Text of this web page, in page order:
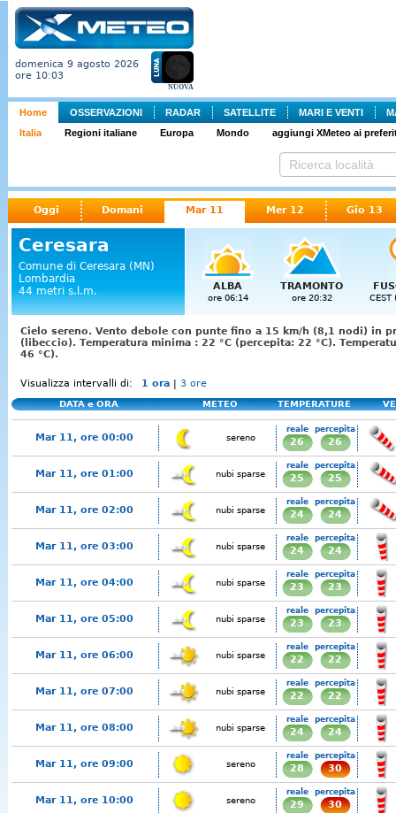
domenica 9 agosto 2026
ore 10:03
NUOVA
Home OSSERVAZIONI RADAR SATELLITE MARI E VENTI
Italia
Regioni italiane Europa Mondo aggiungi XMeteo ai
Oggi Domani Mar 11 Mer 12 Gio 13
Ceresara
Comune di Ceresara (MN)
Lombardia
44 metri s.l.m.
ALBA
ore 06:14
TRAMONTO
ore 20:32 CEST
Cielo sereno. Vento debole con punte fino a 15 km/h (8,1 nodi) in
(libeccio). Temperatura minima : 22 °C (percepita: 22 °C).
46 °C).
Visualizza intervalli di: 1 ora | 3 ore
DATA e ORA METEO TEMPERATURE
Mar 11, ore 00:00 sereno
reale
26
percepita
26
Mar 11, ore 01:00 nubi sparse
reale
25
percepita
25
Mar 11, ore 02:00 nubi sparse
reale
24
percepita
24
Mar 11, ore 03:00 nubi sparse
reale
24
percepita
24
Mar 11, ore 04:00 nubi sparse
reale
23
percepita
23
Mar 11, ore 05:00 nubi sparse
reale
23
percepita
23
Mar 11, ore 06:00 nubi sparse
reale
22
percepita
22
Mar 11, ore 07:00 nubi sparse
reale
22
percepita
22
Mar 11, ore 08:00 nubi sparse
reale
24
percepita
24
Mar 11, ore 09:00 sereno
reale
28
percepita
30
Mar 11, ore 10:00 sereno
reale
29
percepita
30